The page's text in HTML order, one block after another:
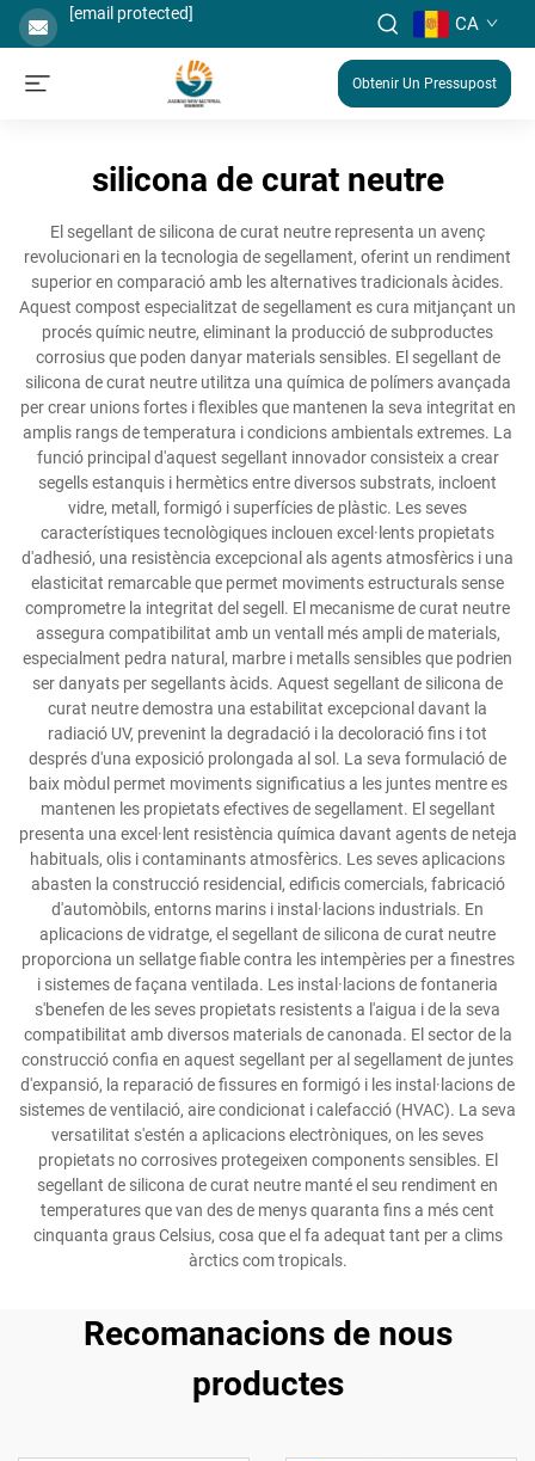
[email protected] CA
Obtenir Un Pressupost
silicona de curat neutre
El segellant de silicona de curat neutre representa un avenç
revolucionari en la tecnologia de segellament, oferint un rendiment
superior en comparació amb les alternatives tradicionals àcides.
Aquest compost especialitzat de segellament es cura mitjançant un
procés químic neutre, eliminant la producció de subproductes
corrosius que poden danyar materials sensibles. El segellant de
silicona de curat neutre utilitza una química de polímers avançada
per crear unions fortes i flexibles que mantenen la seva integritat en
amplis rangs de temperatura i condicions ambientals extremes. La
funció principal d'aquest segellant innovador consisteix a crear
segells estanquis i hermètics entre diversos substrats, incloent
vidre, metall, formigó i superfícies de plàstic. Les seves
característiques tecnològiques inclouen excel·lents propietats
d'adhesió, una resistència excepcional als agents atmosfèrics i una
elasticitat remarcable que permet moviments estructurals sense
comprometre la integritat del segell. El mecanisme de curat neutre
assegura compatibilitat amb un ventall més ampli de materials,
especialment pedra natural, marbre i metalls sensibles que podrien
ser danyats per segellants àcids. Aquest segellant de silicona de
curat neutre demostra una estabilitat excepcional davant la
radiació UV, prevenint la degradació i la decoloració fins i tot
després d'una exposició prolongada al sol. La seva formulació de
baix mòdul permet moviments significatius a les juntes mentre es
mantenen les propietats efectives de segellament. El segellant
presenta una excel·lent resistència química davant agents de neteja
habituals, olis i contaminants atmosfèrics. Les seves aplicacions
abasten la construcció residencial, edificis comercials, fabricació
d'automòbils, entorns marins i instal·lacions industrials. En
aplicacions de vidratge, el segellant de silicona de curat neutre
proporciona un sellatge fiable contra les intempèries per a finestres
i sistemes de façana ventilada. Les instal·lacions de fontaneria
s'benefen de les seves propietats resistents a l'aigua i de la seva
compatibilitat amb diversos materials de canonada. El sector de la
construcció confia en aquest segellant per al segellament de juntes
d'expansió, la reparació de fissures en formigó i les instal·lacions de
sistemes de ventilació, aire condicionat i calefacció (HVAC). La seva
versatilitat s'estén a aplicacions electròniques, on les seves
propietats no corrosives protegeixen components sensibles. El
segellant de silicona de curat neutre manté el seu rendiment en
temperatures que van des de menys quaranta fins a més cent
cinquanta graus Celsius, cosa que el fa adequat tant per a clims
àrctics com tropicals.
Recomanacions de nous
productes